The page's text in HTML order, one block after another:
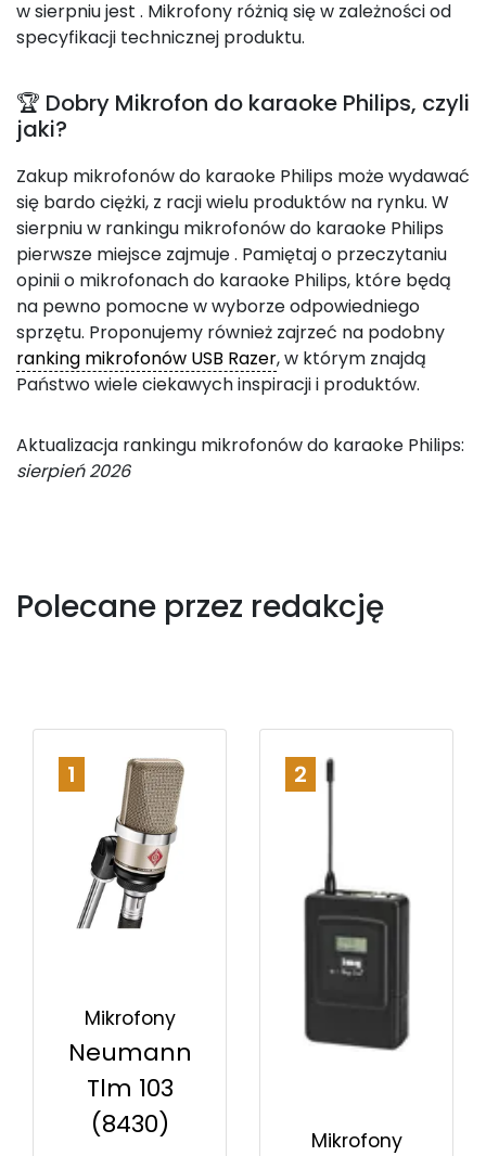
w sierpniu jest . Mikrofony różnią się w zależności od
specyfikacji technicznej produktu.
🏆 Dobry Mikrofon do karaoke Philips, czyli
jaki?
Zakup mikrofonów do karaoke Philips może wydawać
się bardo ciężki, z racji wielu produktów na rynku. W
sierpniu w rankingu mikrofonów do karaoke Philips
pierwsze miejsce zajmuje. Pamiętaj o przeczytaniu
opinii o mikrofonach do karaoke Philips, które będą
na pewno pomocne w wyborze odpowiedniego
sprzętu. Proponujemy również zajrzeć na podobny
ranking mikrofonów USB Razer, w którym znajdą
Państwo wiele ciekawych inspiracji i produktów.
Aktualizacja rankingu mikrofonów do karaoke Philips:
sierpień 2026
Polecane przez redakcję
1
Mikrofony
Neumann
Tlm 103
(8430)
2
Mikrofony